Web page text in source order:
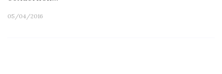
05/04/2016